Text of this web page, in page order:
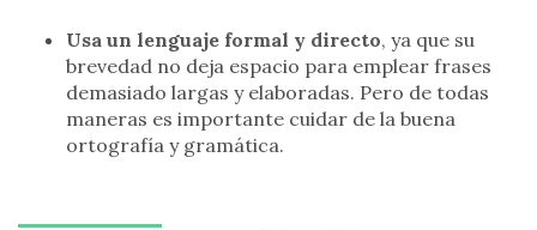
Usa un lenguaje formal y directo, ya que su
brevedad no deja espacio para emplear frases
demasiado largas y elaboradas. Pero de todas
maneras es importante cuidar de la buena
ortografía y gramática.